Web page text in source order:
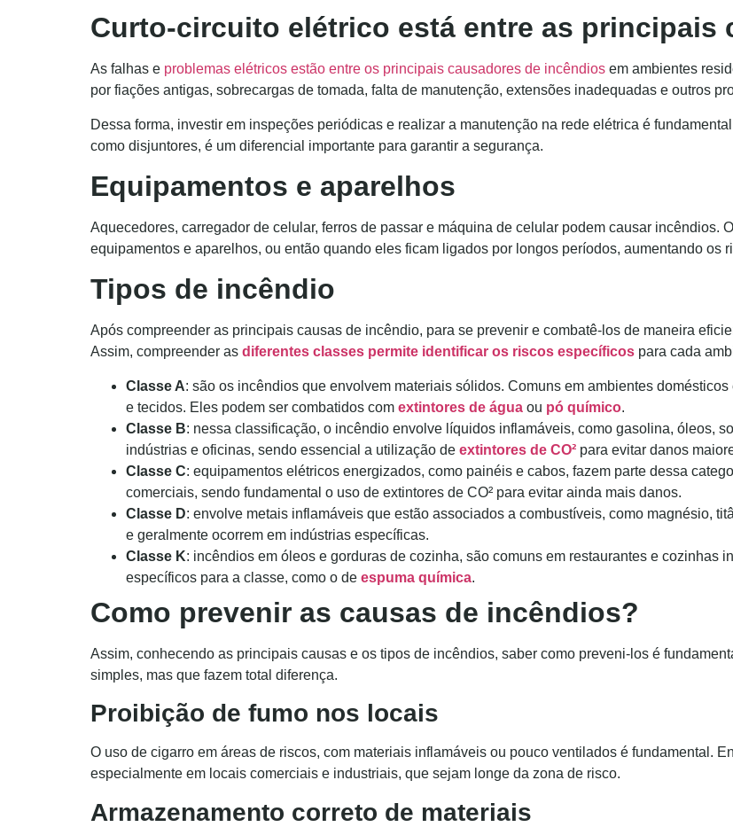
Curto-circuito elétrico está entre as principais
As falhas e problemas elétricos estão entre os principais causadores de incêndios em ambientes
por fiações antigas, sobrecargas de tomada, falta de manutenção, extensões inadequadas e outros
Dessa forma, investir em inspeções periódicas e realizar a manutenção na rede elétrica é
como disjuntores, é um diferencial importante para garantir a segurança.
Equipamentos e aparelhos
Aquecedores, carregador de celular, ferros de passar e máquina de celular podem causar incêndios.
equipamentos e aparelhos, ou então quando eles ficam ligados por longos períodos, aumentando os
Tipos de incêndio
Após compreender as principais causas de incêndio, para se prevenir e combatê-los de maneira
Assim, compreender as diferentes classes permite identificar os riscos específicos para cada
Classe A: são os incêndios que envolvem materiais sólidos. Comuns em ambientes
e tecidos. Eles podem ser combatidos com extintores de água ou pó químico.
Classe B: nessa classificação, o incêndio envolve líquidos inflamáveis, como gasolina, óleos,
indústrias e oficinas, sendo essencial a utilização de extintores de CO² para evitar danos
Classe C: equipamentos elétricos energizados, como painéis e cabos, fazem parte dessa
comerciais, sendo fundamental o uso de extintores de CO² para evitar ainda mais danos.
Classe D: envolve metais inflamáveis que estão associados a combustíveis, como magnésio,
e geralmente ocorrem em indústrias específicas.
Classe K: incêndios em óleos e gorduras de cozinha, são comuns em restaurantes e cozinhas
específicos para a classe, como o de espuma química.
Como prevenir as causas de incêndios?
Assim, conhecendo as principais causas e os tipos de incêndios, saber como preveni-los é
simples, mas que fazem total diferença.
Proibição de fumo nos locais
O uso de cigarro em áreas de riscos, com materiais inflamáveis ou pouco ventilados é fundamental.
especialmente em locais comerciais e industriais, que sejam longe da zona de risco.
Armazenamento correto de materiais